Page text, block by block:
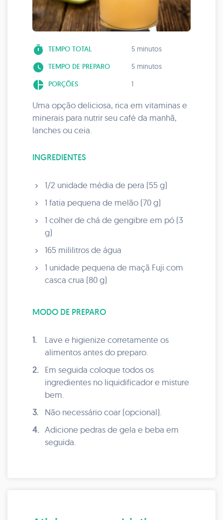
timer TEMPO TOTAL 5 minutos
watch_later TEMPO DE PREPARO 5 minutos
pie_chart PORÇÕES 1
Uma opção deliciosa, rica em vitaminas e
minerais para nutrir seu café da manhã,
lanches ou ceia.
INGREDIENTES
1/2 unidade média de pera (55 g)
1 fatia pequena de melão (70 g)
1 colher de chá de gengibre em pó (3
g)
165 mililitros de água
1 unidade pequena de maçã Fuji com
casca crua (80 g)
MODO DE PREPARO
1.
Lave e higienize corretamente os
alimentos antes do preparo.
2.
Em seguida coloque todos os
ingredientes no liquidificador e misture
bem.
3.
Não necessário coar (opcional).
4. Adicione pedras de gela e beba em
seguida.